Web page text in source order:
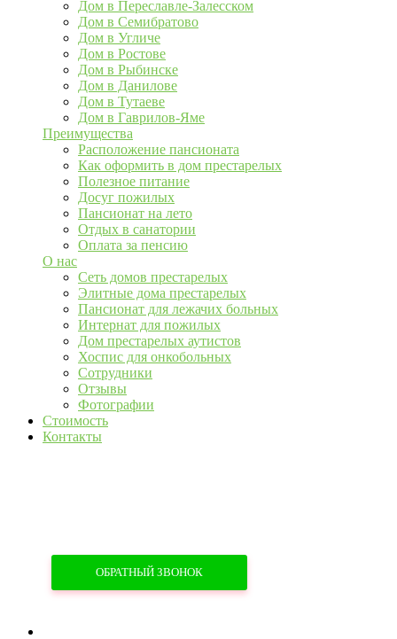
Дом в Переславле-Залесском
Дом в Семибратово
Дом в Угличе
Дом в Ростове
Дом в Рыбинске
Дом в Данилове
Дом в Тутаеве
Дом в Гаврилов-Яме
Преимущества
Расположение пансионата
Как оформить в дом престарелых
Полезное питание
Досуг пожилых
Пансионат на лето
Отдых в санатории
Оплата за пенсию
О нас
Сеть домов престарелых
Элитные дома престарелых
Пансионат для лежачих больных
Интернат для пожилых
Дом престарелых аутистов
Хоспис для онкобольных
Сотрудники
Отзывы
Фотографии
Стоимость
Контакты
ОБРАТНЫЙ ЗВОНОК